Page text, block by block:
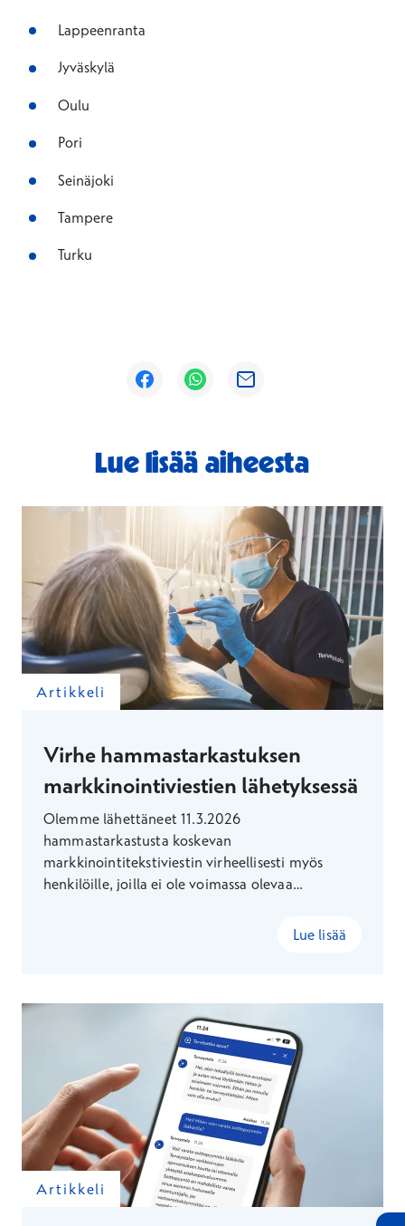
Lappeenranta
Jyväskylä
Oulu
Pori
Seinäjoki
Tampere
Turku
Avautuu uuteen ikkunaan
Avautuu uuteen ikkunaan
Avautuu uuteen ikkunaan
Lue lisää aiheesta
Artikkeli
Virhe hammastarkastuksen
markkinointiviestien lähetyksessä
Olemme lähettäneet 11.3.2026
hammastarkastusta koskevan
markkinointitekstiviestin virheellisesti myös
henkilöille, joilla ei ole voimassa olevaa
ja tilanteen aiheuttamaa hämmennystä.Lue lisää
Artikkeli